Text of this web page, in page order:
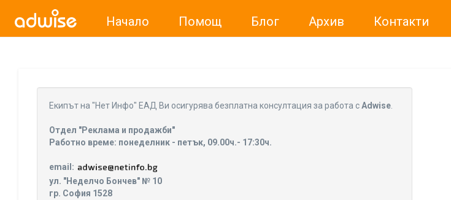
Начало Помощ Блог Архив Контакти
Уважаеми рекламодатели, с настоящото съобщение бихме искали да Ви уведомим, че „Нет
За повече информация,
Eкипът на "Нет Инфо" ЕАД Ви осигурява безплатна консултация за работа сAdwise.
Отдел "Реклама и продажби"
Работно време: понеделник - петък, 09.00ч.- 17:30ч.
email:
ул. "Неделчо Бончев" № 10
гр. София 1528